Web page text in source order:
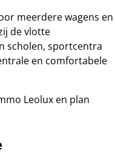
meerdere wagens en
de vlotte
scholen, sportcentra
en comfortabele
Leolux en plan